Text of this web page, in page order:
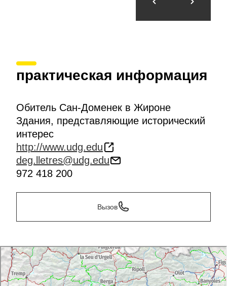
практическая информация
Обитель Сан-Доменек в Жироне
Здания, представляющие исторический
интерес
http://www.udg.edu
deg.lletres@udg.edu
972 418 200
Вызов